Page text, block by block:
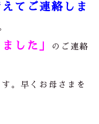
てご連絡しま
した」
のご連絡
。早くお母さまを